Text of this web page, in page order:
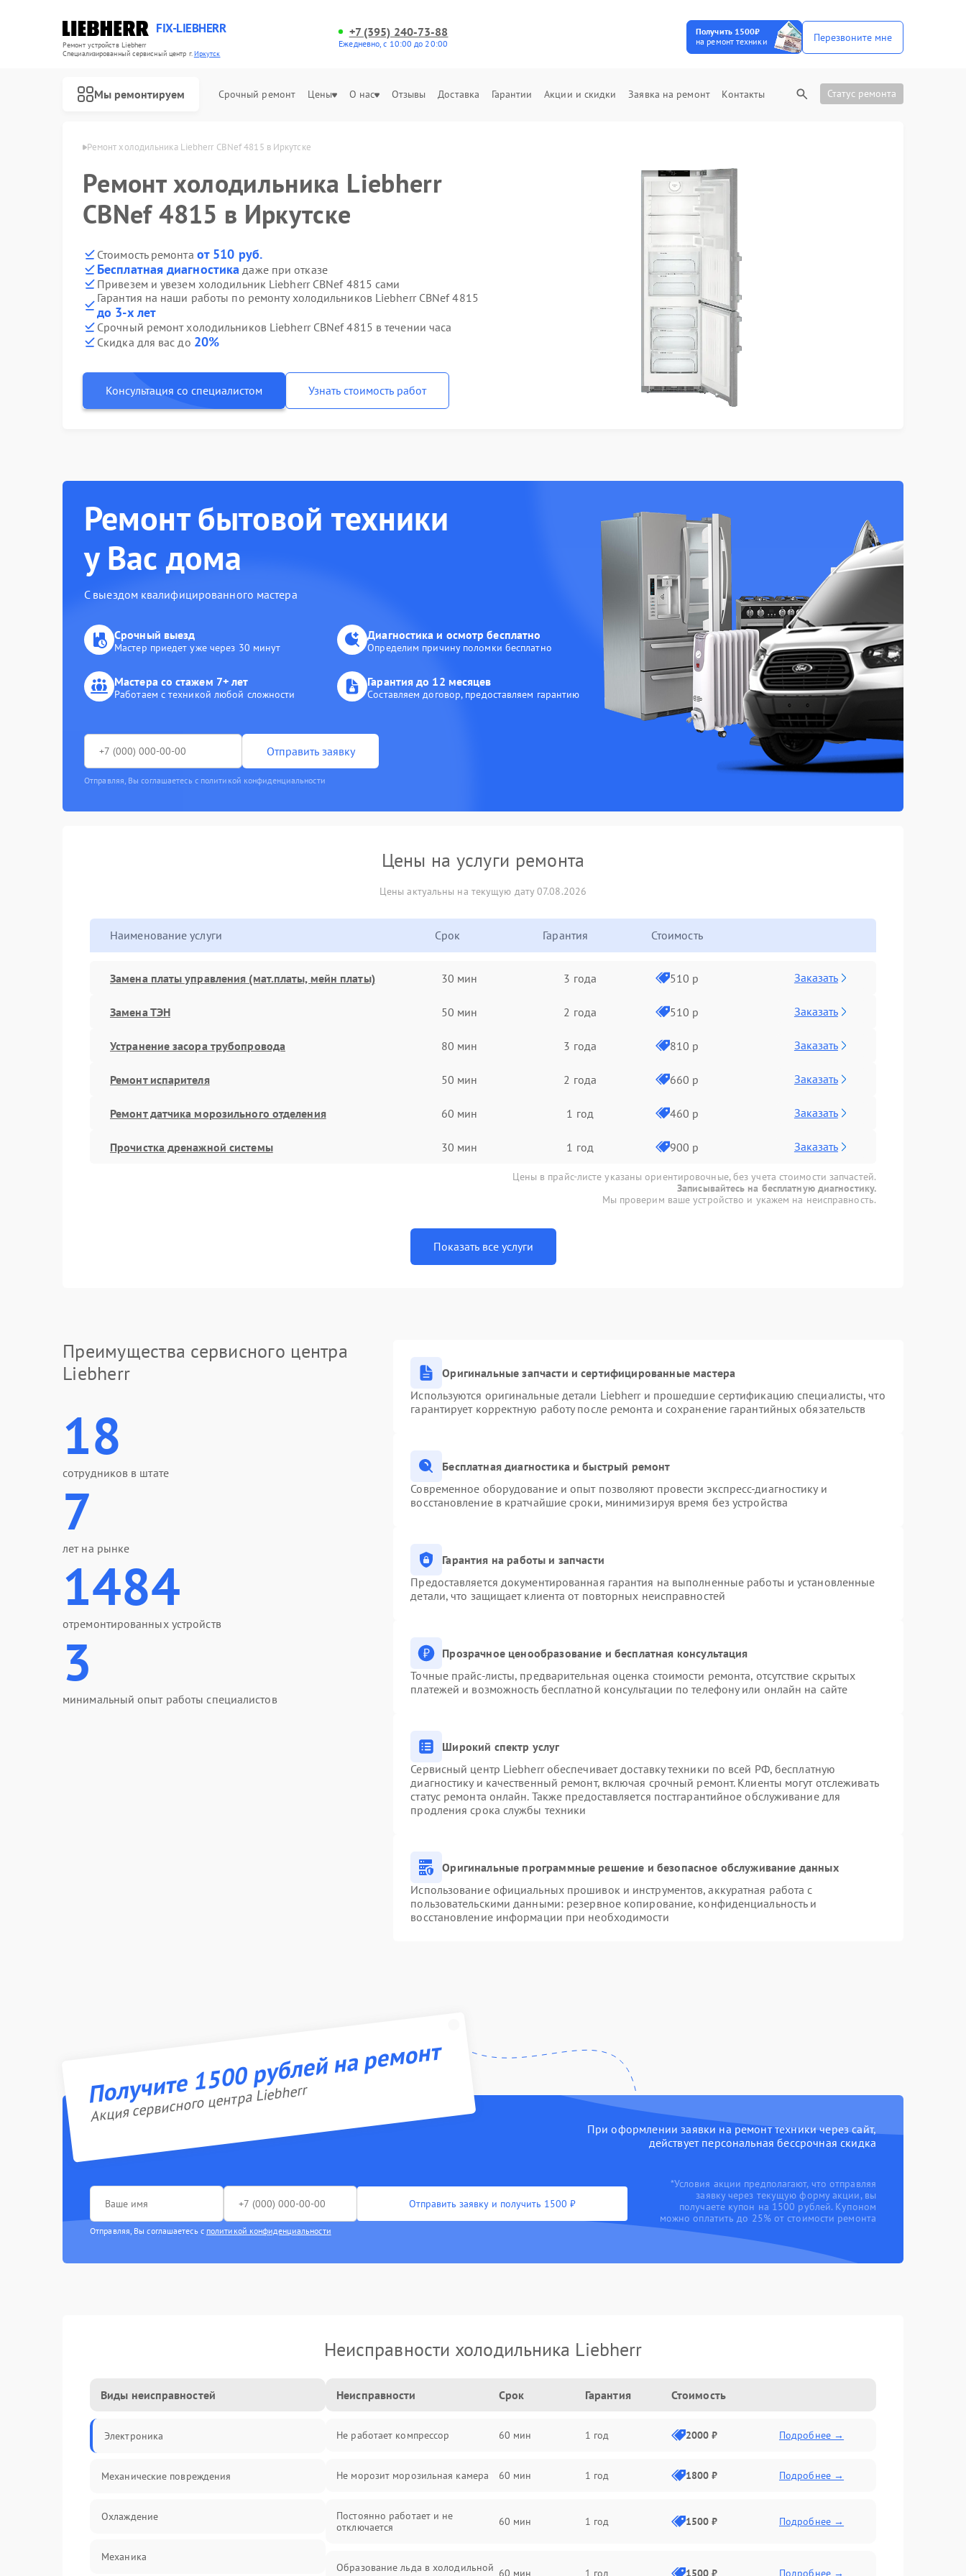
FIX-LIEBHERR
Ремонт устройств Liebherr
Специализированный cервисный центр г.Иркутск
+7 (395) 240-73-88
Ежедневно, с 10:00 до 20:00
Получить 1500₽
на ремонт техники
Перезвоните мне
Мы ремонтируем Срочный ремонт Цены О нас Отзывы Доставка Гарантии Акции и скидки Заявка на ремонт Контакты Статус ремонта
Ремонт холодильника Liebherr CBNef 4815 в Иркутске
Ремонт холодильника Liebherr
CBNef 4815 в Иркутске
Стоимость ремонта от 510 руб.
Бесплатная диагностика даже при отказе
Привезем и увезем холодильник Liebherr CBNef 4815 сами
Гарантия на наши работы по ремонту холодильников Liebherr CBNef 4815
до 3-х лет
Срочный ремонт холодильников Liebherr CBNef 4815 в течении часа
Скидка для вас до 20%
Консультация со специалистом Узнать стоимость работ
Ремонт бытовой техники
у Вас дома
С выездом квалифицированного мастера
Срочный выезд
Мастер приедет уже через 30 минут
Диагностика и осмотр бесплатно
Определим причину поломки бесплатно
Мастера со стажем 7+ лет
Работаем с техникой любой сложности
Гарантия до 12 месяцев
Составляем договор, предоставляем гарантию
Отправить заявку
Отправляя, Вы соглашаетесь с политикой конфиденциальности
Цены на услуги ремонта
Цены актуальны на текущую дату 07.08.2026
Наименование услуги Срок Гарантия Стоимость
Замена платы управления (мат.платы, мейн платы) 30 мин 3 года 510 р Заказать
Замена ТЭН 50 мин 2 года 510 р Заказать
Устранение засора трубопровода 80 мин 3 года 810 р Заказать
Ремонт испарителя 50 мин 2 года 660 р Заказать
Ремонт датчика морозильного отделения 60 мин 1 год 460 р Заказать
Прочистка дренажной системы 30 мин 1 год 900 р Заказать
Цены в прайс-листе указаны ориентировочные, без учета стоимости запчастей.
Записывайтесь на бесплатную диагностику.
Мы проверим ваше устройство и укажем на неисправность.
Показать все услуги
Преимущества сервисного центра
Liebherr
18
сотрудников в штате
7
лет на рынке
1484
отремонтированных устройств
3
минимальный опыт работы специалистов
Оригинальные запчасти и сертифицированные мастера
Используются оригинальные детали Liebherr и прошедшие сертификацию специалисты, что
гарантирует корректную работу после ремонта и сохранение гарантийных обязательств
Бесплатная диагностика и быстрый ремонт
Современное оборудование и опыт позволяют провести экспресс-диагностику и
восстановление в кратчайшие сроки, минимизируя время без устройства
Гарантия на работы и запчасти
Предоставляется документированная гарантия на выполненные работы и установленные
детали, что защищает клиента от повторных неисправностей
Прозрачное ценообразование и бесплатная консультация
Точные прайс-листы, предварительная оценка стоимости ремонта, отсутствие скрытых
платежей и возможность бесплатной консультации по телефону или онлайн на сайте
Широкий спектр услуг
Сервисный центр Liebherr обеспечивает доставку техники по всей РФ, бесплатную
диагностику и качественный ремонт, включая срочный ремонт. Клиенты могут отслеживать
статус ремонта онлайн. Также предоставляется постгарантийное обслуживание для
продления срока службы техники
Оригинальные программные решение и безопасное обслуживание данных
Использование официальных прошивок и инструментов, аккуратная работа с
пользовательскими данными: резервное копирование, конфиденциальность и
восстановление информации при необходимости
Получите 1500 рублей на ремонт
Акция сервисного центра Liebherr
При оформлении заявки на ремонт техники через сайт,
действует персональная бессрочная скидка
Отправить заявку и получить 1500 ₽
Отправляя, Вы соглашаетесь с политикой конфиденциальности
*Условия акции предполагают, что отправляя
заявку через текущую форму акции, вы
получаете купон на 1500 рублей. Купоном
можно оплатить до 25% от стоимости ремонта
Неисправности холодильника Liebherr
Виды неисправностей
Электроника
Механические повреждения
Охлаждение
Механика
Неисправности Срок Гарантия Стоимость
Не работает компрессор 60 мин 1 год 2000 ₽ Подробнее →
Не морозит морозильная камера 60 мин 1 год 1800 ₽ Подробнее →
Постоянно работает и не
отключается
60 мин 1 год 1500 ₽ Подробнее →
Образование льда в холодильной 60 мин 1 год 1500 ₽ Подробнее →